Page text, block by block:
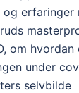
og erfaringer
om hvordan
under
selvbilde